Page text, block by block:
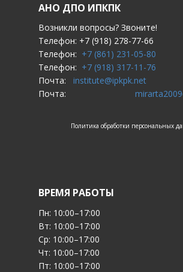
АНО ДПО ИПКПК
Возникли вопросы? Звоните!
Телефон: +7 (918) 278-77-66
Телефон: +7 (861) 231-05-80
Телефон: +7 (918) 317-11-76
Почта: institute@ipkpk.net
Почта:
Политика обработки персональных
ВРЕМЯ РАБОТЫ
Пн: 10:00–17:00
Вт: 10:00–17:00
Ср: 10:00–17:00
Чт: 10:00–17:00
Пт: 10:00–17:00